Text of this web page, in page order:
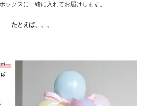
ックスに一緒に入れてお届けします。
たとえば、、、